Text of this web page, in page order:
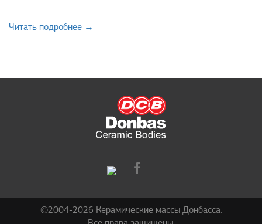
Читать подробнее →
©2004-2026 Керамические массы Донбасса.